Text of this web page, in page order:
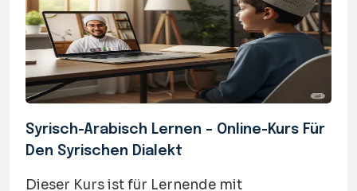
Syrisch-Arabisch Lernen – Online-Kurs Für
Den Syrischen Dialekt
Dieser Kurs ist für Lernende mit